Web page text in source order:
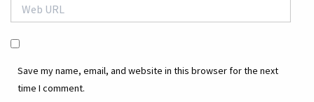
Save my name, email, and website in this browser for the next
time I comment.